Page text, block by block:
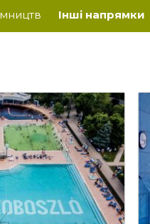
Інші напрямки